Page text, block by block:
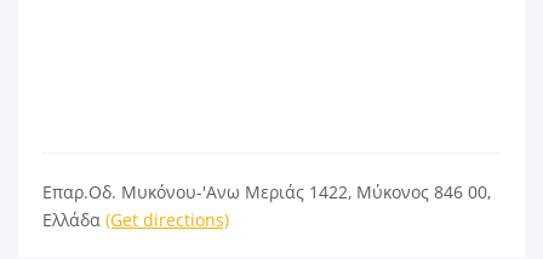
Επαρ.Οδ. Μυκόνου-'Ανω Μεριάς 1422, Μύκονος 846 00,
Ελλάδα (Get directions)